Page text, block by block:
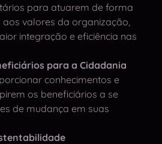
para atuarem de forma
valores da organização,
integração e eficiência nas
para a Cidadania
conhecimentos e
os beneficiários a se
de mudança em suas